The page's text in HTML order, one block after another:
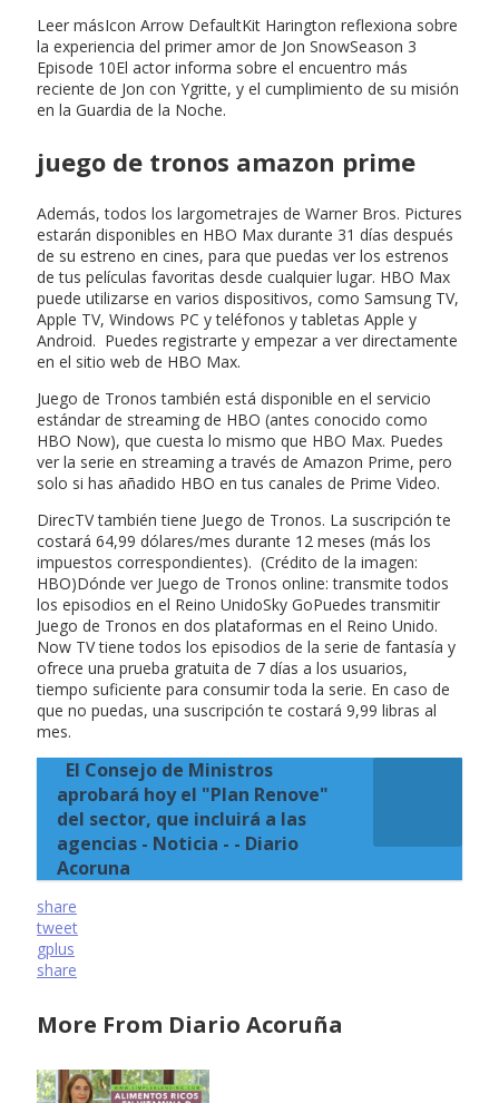
Leer másIcon Arrow DefaultKit Harington reflexiona sobre
la experiencia del primer amor de Jon SnowSeason 3
Episode 10El actor informa sobre el encuentro más
reciente de Jon con Ygritte, y el cumplimiento de su misión
en la Guardia de la Noche.
juego de tronos amazon prime
Además, todos los largometrajes de Warner Bros. Pictures
estarán disponibles en HBO Max durante 31 días después
de su estreno en cines, para que puedas ver los estrenos
de tus películas favoritas desde cualquier lugar. HBO Max
puede utilizarse en varios dispositivos, como Samsung TV,
Apple TV, Windows PC y teléfonos y tabletas Apple y
Android. Puedes registrarte y empezar a ver directamente
en el sitio web de HBO Max.
Juego de Tronos también está disponible en el servicio
estándar de streaming de HBO (antes conocido como
HBO Now), que cuesta lo mismo que HBO Max. Puedes
ver la serie en streaming a través de Amazon Prime, pero
solo si has añadido HBO en tus canales de Prime Video.
DirecTV también tiene Juego de Tronos. La suscripción te
costará 64,99 dólares/mes durante 12 meses (más los
impuestos correspondientes). (Crédito de la imagen:
HBO)Dónde ver Juego de Tronos online: transmite todos
los episodios en el Reino UnidoSky GoPuedes transmitir
Juego de Tronos en dos plataformas en el Reino Unido.
Now TV tiene todos los episodios de la serie de fantasía y
ofrece una prueba gratuita de 7 días a los usuarios,
tiempo suficiente para consumir toda la serie. En caso de
que no puedas, una suscripción te costará 9,99 libras al
mes.
El Consejo de Ministros
aprobará hoy el "Plan Renove"
del sector, que incluirá a las
agencias - Noticia - - Diario
Acoruna
share
tweet
gplus
share
More From Diario Acoruña